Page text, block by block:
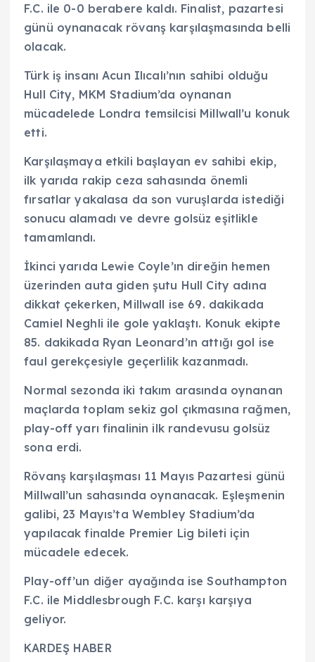
F.C. ile 0-0 berabere kaldı. Finalist, pazartesi
günü oynanacak rövanş karşılaşmasında belli
olacak.
Türk iş insanı Acun Ilıcalı’nın sahibi olduğu
Hull City, MKM Stadium’da oynanan
mücadelede Londra temsilcisi Millwall’u konuk
etti.
Karşılaşmaya etkili başlayan ev sahibi ekip,
ilk yarıda rakip ceza sahasında önemli
fırsatlar yakalasa da son vuruşlarda istediği
sonucu alamadı ve devre golsüz eşitlikle
tamamlandı.
İkinci yarıda Lewie Coyle’ın direğin hemen
üzerinden auta giden şutu Hull City adına
dikkat çekerken, Millwall ise 69. dakikada
Camiel Neghli ile gole yaklaştı. Konuk ekipte
85. dakikada Ryan Leonard’ın attığı gol ise
faul gerekçesiyle geçerlilik kazanmadı.
Normal sezonda iki takım arasında oynanan
maçlarda toplam sekiz gol çıkmasına rağmen,
play-off yarı finalinin ilk randevusu golsüz
sona erdi.
Rövanş karşılaşması 11 Mayıs Pazartesi günü
Millwall’un sahasında oynanacak. Eşleşmenin
galibi, 23 Mayıs’ta Wembley Stadium’da
yapılacak finalde Premier Lig bileti için
mücadele edecek.
Play-off’un diğer ayağında ise Southampton
F.C. ile Middlesbrough F.C. karşı karşıya
geliyor.
KARDEŞ HABER